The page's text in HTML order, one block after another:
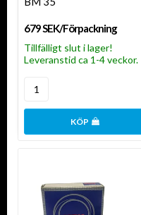
679 SEK/Förpackning
Tillfälligt slut i lager!
Leveranstid ca 1-4 veckor.
KÖP